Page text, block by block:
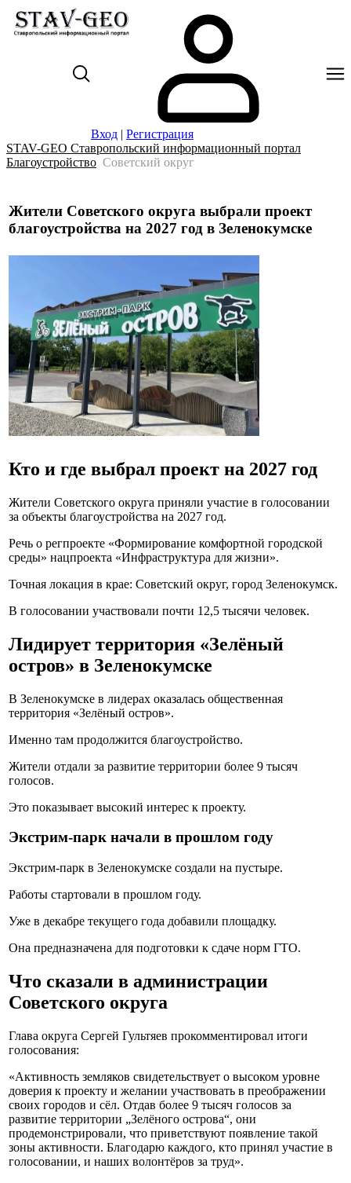
Вход | Регистрация
STAV-GEO Ставропольский информационный портал
Благоустройство Советский округ
Жители Советского округа выбрали проект
благоустройства на 2027 год в Зеленокумске
Кто и где выбрал проект на 2027 год
Жители Советского округа приняли участие в голосовании
за объекты благоустройства на 2027 год.
Речь о регпроекте «Формирование комфортной городской
среды» нацпроекта «Инфраструктура для жизни».
Точная локация в крае: Советский округ, город Зеленокумск.
В голосовании участвовали почти 12,5 тысячи человек.
Лидирует территория «Зелёный
остров» в Зеленокумске
В Зеленокумске в лидерах оказалась общественная
территория «Зелёный остров».
Именно там продолжится благоустройство.
Жители отдали за развитие территории более 9 тысяч
голосов.
Это показывает высокий интерес к проекту.
Экстрим-парк начали в прошлом году
Экстрим-парк в Зеленокумске создали на пустыре.
Работы стартовали в прошлом году.
Уже в декабре текущего года добавили площадку.
Она предназначена для подготовки к сдаче норм ГТО.
Что сказали в администрации
Советского округа
Глава округа Сергей Гультяев прокомментировал итоги
голосования:
«Активность земляков свидетельствует о высоком уровне
доверия к проекту и желании участвовать в преображении
своих городов и сёл. Отдав более 9 тысяч голосов за
развитие территории „Зелёного острова“, они
продемонстрировали, что приветствуют появление такой
зоны активности. Благодарю каждого, кто принял участие в
голосовании, и наших волонтёров за труд».